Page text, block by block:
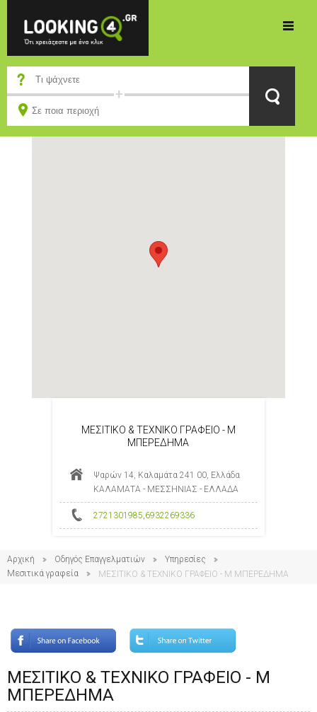
ΜΕΣΙΤΙΚΟ & ΤΕΧΝΙΚΟ ΓΡΑΦΕΙΟ - Μ
ΜΠΕΡΕΔΗΜΑ
Ψαρών 14, Καλαμάτα 241 00, Ελλάδα
ΚΑΛΑΜΑΤΑ - ΜΕΣΣΗΝΙΑΣ - ΕΛΛΑΔΑ
2721301985,6932269336
Αρχική Οδηγός Επαγγελματιών
Υπηρεσίες
Μεσιτικά γραφεία
ΜΕΣΙΤΙΚΟ & ΤΕΧΝΙΚΟ ΓΡΑΦΕΙΟ - Μ ΜΠΕΡΕΔΗΜΑ
ΜΕΣΙΤΙΚΟ & ΤΕΧΝΙΚΟ ΓΡΑΦΕΙΟ - Μ
ΜΠΕΡΕΔΗΜΑ